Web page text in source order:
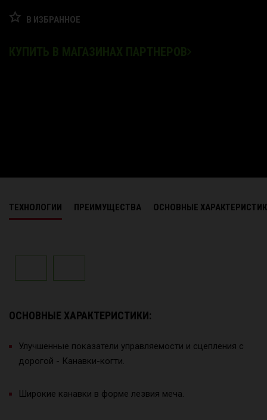
В ИЗБРАННОЕ
КУПИТЬ В МАГАЗИНАХ ПАРТНЕРОВ
ТЕХНОЛОГИИ ПРЕИМУЩЕСТВА ОСНОВНЫЕ
ОСНОВНЫЕ ХАРАКТЕРИСТИКИ:
Улучшенные показатели управляемости и сцепления с
дорогой - Канавки-когти.
Широкие канавки в форме лезвия меча.